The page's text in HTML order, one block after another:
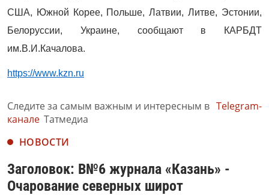
США, Южной Корее, Польше, Латвии, Литве, Эстонии,
Белоруссии, Украине, сообщают в КАРБДТ
им.В.И.Качалова.
https://www.kzn.ru
Следите за самым важным и интересным в Telegram-
канале Татмедиа
НОВОСТИ
Заголовок: В№6 журнала «Казань» -
Очарование северных широт